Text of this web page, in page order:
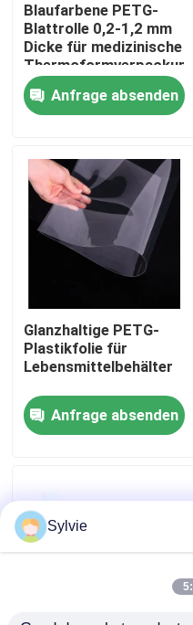
Haus
Über uns
Fabrik-Ausflug
Qualitätskontrolle
Treten Sie mit uns in
Fälle
PET-Folie
Blaufarbene PETG-
Blattrolle 0,2-1,2 mm
Dicke für medizinische
Anfrage absenden
Glanzhaltige PETG-
Plastikfolie für
Lebensmittelbehälter
Anfrage absenden
Sylvie